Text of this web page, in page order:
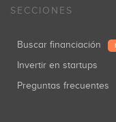
SECCIONES
Buscar financiación
Invertir en startups
Preguntas frecuentes